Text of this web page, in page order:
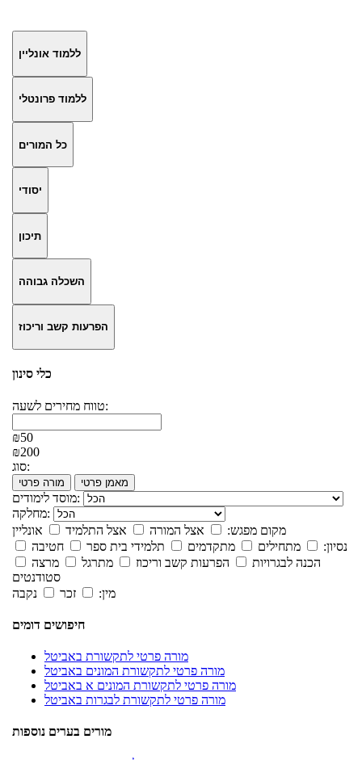
ללמוד אונליין
ללמוד פרונטלי
כל המורים
יסודי
תיכון
השכלה גבוהה
הפרעות קשב וריכוז
כלי סינון
טווח מחירים לשעה:
₪50
₪200
סוג:
מורה פרטי מאמן פרטי
מוסד לימודים:
מחלקה:
מקום מפגש:
אצל המורה אצל התלמיד
אונליין
נסיון:
מתחילים מתקדמים תלמידי בית ספר
חטיבה
הכנה לבגרויות
הפרעות קשב וריכוז מתרגל
מרצה
סטודנטים
מין:
זכר נקבה
חיפושים דומים
מורה פרטי לתקשורת באביטל
מורה פרטי לתקשורת המונים באביטל
מורה פרטי לתקשורת המונים א באביטל
מורה פרטי לתקשורת לבגרות באביטל
מורים בערים נוספות